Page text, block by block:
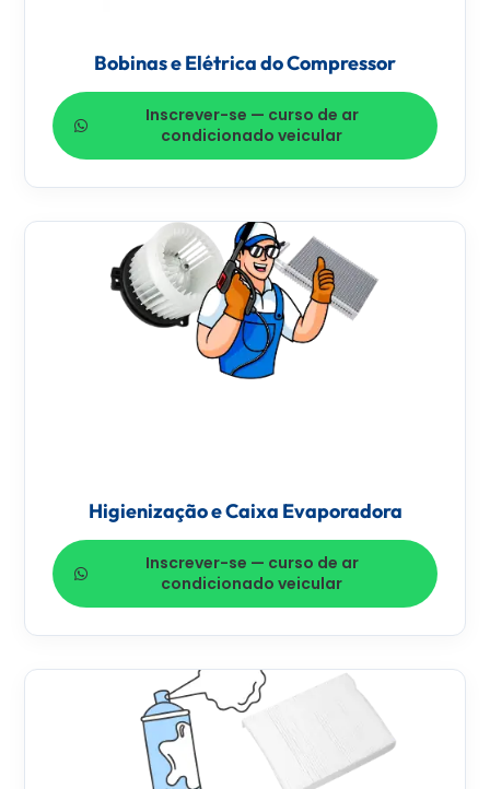
Bobinas e Elétrica do Compressor
Inscrever-se — curso de ar
condicionado veicular
Higienização e Caixa Evaporadora
Inscrever-se — curso de ar
condicionado veicular